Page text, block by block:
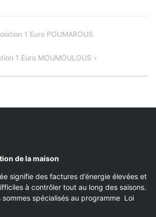
1 Euro POUMAROUS
1 Euro MOUMOULOUS
de la maison
signifie des factures d’énergie élevées et
à contrôler tout au long des saisons.
sommes spécialisés au programme Loi